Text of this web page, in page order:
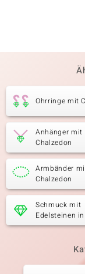
Ohrringe mit
Anhänger mit
Chalzedon
Armbänder
Chalzedon
Schmuck mit
Edelsteinen